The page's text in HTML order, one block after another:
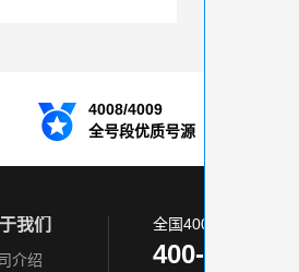
4008/4009
全号段优质号源
我们
介绍
全国400电话服务热线:
400-870-8800